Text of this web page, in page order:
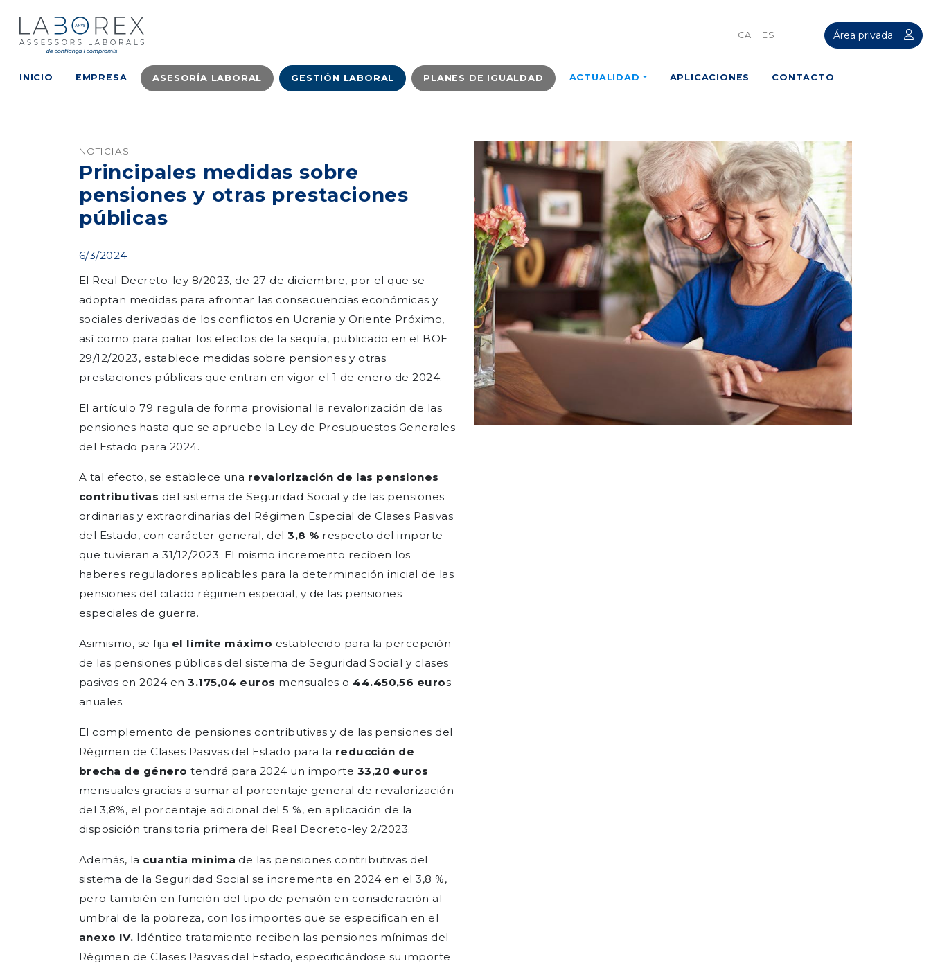
CA ES Área privada
INICIO EMPRESA ASESORÍA LABORAL GESTIÓN LABORAL PLANES DE IGUALDAD ACTUALIDAD APLICACIONES CONTACTO
NOTICIAS
Principales medidas sobre
pensiones y otras prestaciones
públicas
6/3/2024
El Real Decreto-ley 8/2023, de 27 de diciembre, por el que se
adoptan medidas para afrontar las consecuencias económicas y
sociales derivadas de los conflictos en Ucrania y Oriente Próximo,
así como para paliar los efectos de la sequía, publicado en el BOE
29/12/2023, establece medidas sobre pensiones y otras
prestaciones públicas que entran en vigor el 1 de enero de 2024.
El artículo 79 regula de forma provisional la revalorización de las
pensiones hasta que se apruebe la Ley de Presupuestos Generales
del Estado para 2024.
A tal efecto, se establece una revalorización de las pensiones
contributivas del sistema de Seguridad Social y de las pensiones
ordinarias y extraordinarias del Régimen Especial de Clases Pasivas
del Estado, con carácter general, del3,8 % respecto del importe
que tuvieran a 31/12/2023. El mismo incremento reciben los
haberes reguladores aplicables para la determinación inicial de las
pensiones del citado régimen especial, y de las pensiones
especiales de guerra.
Asimismo, se fija el límite máximo establecido para la percepción
de las pensiones públicas del sistema de Seguridad Social y clases
pasivas en 2024 en3.175,04 euros mensuales o 44.450,56 euros
anuales.
El complemento de pensiones contributivas y de las pensiones del
Régimen de Clases Pasivas del Estado para la reducción de
brecha de género tendrá para 2024 un importe 33,20 euros
mensuales gracias a sumar al porcentaje general de revalorización
del 3,8%, el porcentaje adicional del 5 %, en aplicación de la
disposición transitoria primera del Real Decreto-ley 2/2023.
Además, la cuantía mínima de las pensiones contributivas del
sistema de la Seguridad Social se incrementa en 2024 en el 3,8 %,
pero también en función del tipo de pensión en consideración al
umbral de la pobreza, con los importes que se especifican en el
anexo IV. Idéntico tratamiento reciben las pensiones mínimas del
Régimen de Clases Pasivas del Estado, especificándose su importe